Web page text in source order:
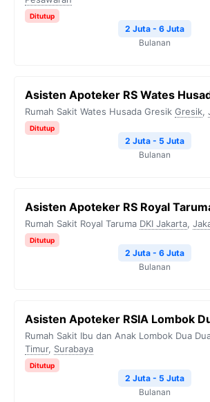
Ditutup
2 Juta - 6 Juta
Bulanan
Asisten Apoteker RS Wates
Rumah Sakit Wates Husada Gresik Gresik,
Ditutup
2 Juta - 5 Juta
Bulanan
Asisten Apoteker RS Royal
Rumah Sakit Royal Taruma DKI Jakarta,
Ditutup
2 Juta - 6 Juta
Bulanan
Asisten Apoteker RSIA Lombok
Rumah Sakit Ibu dan Anak Lombok Dua
Timur, Surabaya
Ditutup
2 Juta - 5 Juta
Bulanan